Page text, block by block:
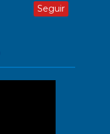
Seguir